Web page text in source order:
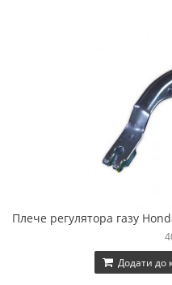
Плече регулятора газу
Додати до